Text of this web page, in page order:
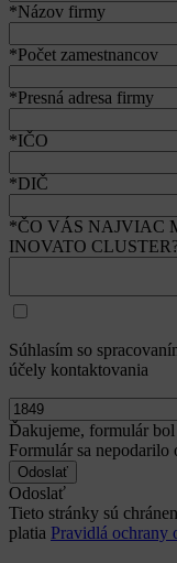
*Názov firmy
*Počet zamestnancov
*Presná adresa firmy
*IČO
*DIČ
*ČO VÁS NAJVIAC
INOVATO
Súhlasím so
účely kontaktovania
Ďakujeme, formulár
Formulár sa nepodarilo
Odoslať
Tieto stránky sú
platia Pravidlá ochrany